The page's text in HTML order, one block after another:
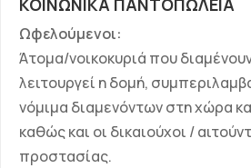
ΚΟΙΝΩΝΙΚΑ ΠΑΝΤΟΠΩΛΕΙΑ
Ωφελούμενοι:
Άτομα/νοικοκυριά που
λειτουργεί η δομή,
νόμιμα διαμενόντων στη χώρα
καθώς και οι δικαιούχοι /
προστασίας.